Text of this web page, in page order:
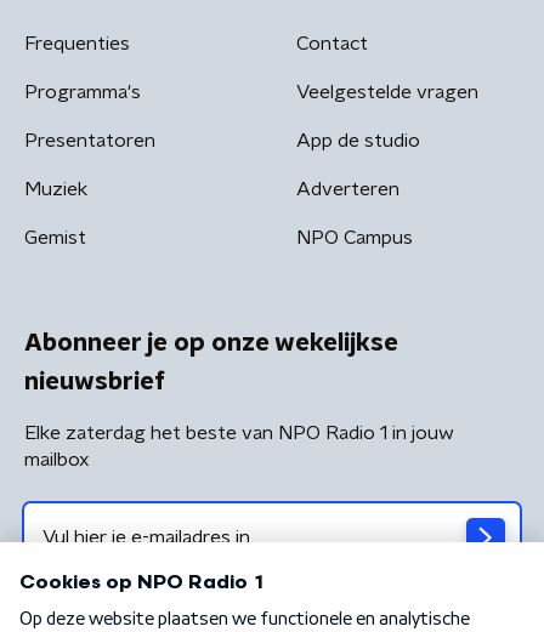
Frequenties
Programma's
Presentatoren
Muziek
Gemist
Contact
Veelgestelde vragen
App de studio
Adverteren
NPO Campus
Abonneer je op onze wekelijkse
nieuwsbrief
Elke zaterdag het beste van NPO Radio 1 in jouw
mailbox